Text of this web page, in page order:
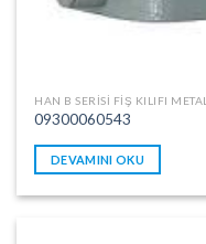
HAN B SERISI FIŞ KILIFI METAL
09300060543
DEVAMINI OKU